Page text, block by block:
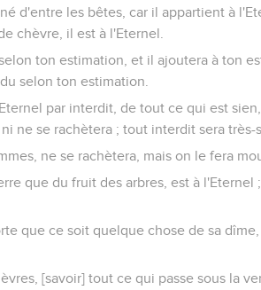
d'entre les bêtes, car il appartient à
chèvre, il est à l'Eternel.
ton estimation, et il ajoutera à ton
selon ton estimation.
par interdit, de tout ce qui est
ne se rachètera ; tout interdit sera très-
ne se rachètera, mais on le fera
que du fruit des arbres, est à l'Eternel
que ce soit quelque chose de sa
[savoir] tout ce qui passe sous la